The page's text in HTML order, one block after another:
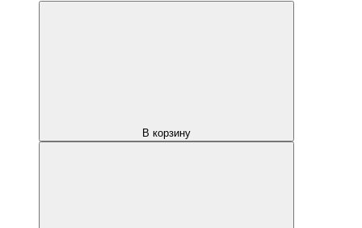
В корзину